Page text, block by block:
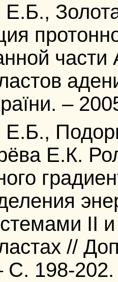
Е.Б.,
части
–
Е.Б.,
Е.К.
II
//
198-202.